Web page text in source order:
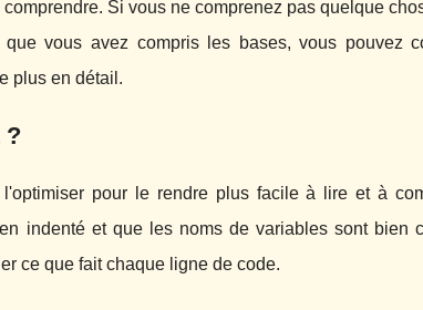
Si vous ne comprenez pas quelque
vous avez compris les bases, vous pouvez
plus en détail.
?
pour le rendre plus facile à lire et à
indenté et que les noms de variables sont bien
ce que fait chaque ligne de code.